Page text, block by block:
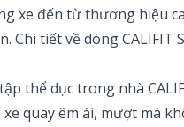
xe đến từ thương
tiết về dòng CALIFIT
thể dục trong nhà
quay êm ái, mượt mà